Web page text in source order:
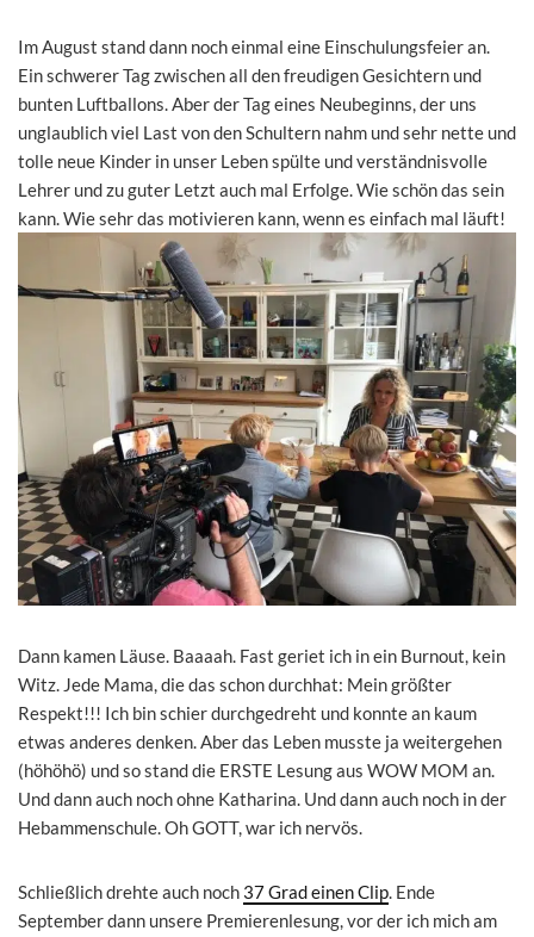
Im August stand dann noch einmal eine Einschulungsfeier an.
Ein schwerer Tag zwischen all den freudigen Gesichtern und
bunten Luftballons. Aber der Tag eines Neubeginns, der uns
unglaublich viel Last von den Schultern nahm und sehr nette und
tolle neue Kinder in unser Leben spülte und verständnisvolle
Lehrer und zu guter Letzt auch mal Erfolge. Wie schön das sein
kann. Wie sehr das motivieren kann, wenn es einfach mal läuft!
Dann kamen Läuse. Baaaah. Fast geriet ich in ein Burnout, kein
Witz. Jede Mama, die das schon durchhat: Mein größter
Respekt!!! Ich bin schier durchgedreht und konnte an kaum
etwas anderes denken. Aber das Leben musste ja weitergehen
(höhöhö) und so stand die ERSTE Lesung aus WOW MOM an.
Und dann auch noch ohne Katharina. Und dann auch noch in der
Hebammenschule. Oh GOTT, war ich nervös.
Schließlich drehte auch noch 37 Grad einen Clip. Ende
September dann unsere Premierenlesung, vor der ich mich am